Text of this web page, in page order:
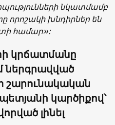
նկատմամբ
որոշակի խնդիրներ են
համար»:
կրճատմանը
ներգրավված
շարունակական
կարծիքով՝
լինել